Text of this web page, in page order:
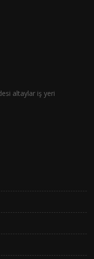
altaylar iş yeri